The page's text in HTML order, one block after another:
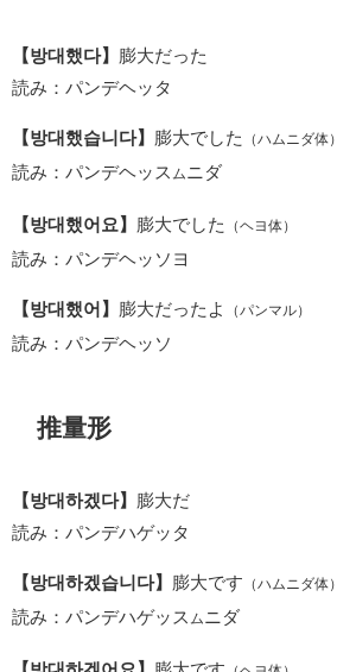
【방대했다】
膨大だった
読み：パンデヘッタ
【방대했습니다】 膨大でした （ハムニダ体）
読み：パンデヘッス ムニダ
【방대했어요】 膨大でした （ヘヨ体）
読み：パンデヘッソヨ
【방대했어】 膨大だったよ （パンマル）
読み：パンデヘッソ
推量形
【방대하겠다】
膨大だ
読み：パンデハゲッタ
【방대하겠습니다】 膨大です （ハムニダ体）
読み：パンデハゲッス ム ニダ